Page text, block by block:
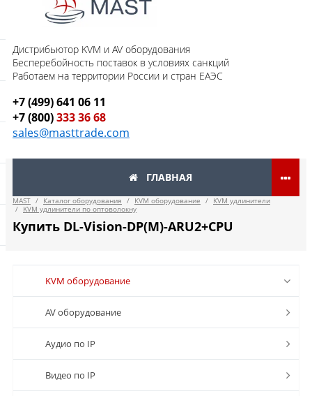
Дистрибьютор KVM и AV оборудования
Бесперебойность поставок в условиях санкций
Работаем на территории России и стран ЕАЭС
+7 (499) 641 06 11
+7 (800)333 36 68
sales@masttrade.com
ГЛАВНАЯ
MAST / Каталог оборудования / KVM оборудование /
KVM удлинители
/
KVM удлинители по оптоволокну
Купить DL-Vision-DP(M)-ARU2+CPU
KVM оборудование
AV оборудование
Аудио по IP
Видео по IP